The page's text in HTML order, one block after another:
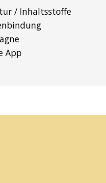
/ Inhaltsstoffe
App